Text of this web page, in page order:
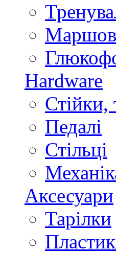
Hardware
Стійки,
Педалі
Стільці
Аксесуари
Тарілки